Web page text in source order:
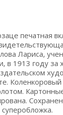
печатная
Лариса,
в 1913 году за